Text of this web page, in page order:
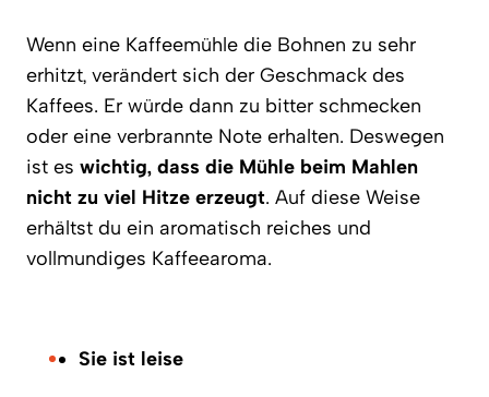
Wenn eine Kaffeemühle die Bohnen zu sehr
erhitzt, verändert sich der Geschmack des
Kaffees. Er würde dann zu bitter schmecken
oder eine verbrannte Note erhalten. Deswegen
ist es wichtig, dass die Mühle beim Mahlen
nicht zu viel Hitze erzeugt. Auf diese Weise
erhältst du ein aromatisch reiches und
vollmundiges Kaffeearoma.
Sie ist leise